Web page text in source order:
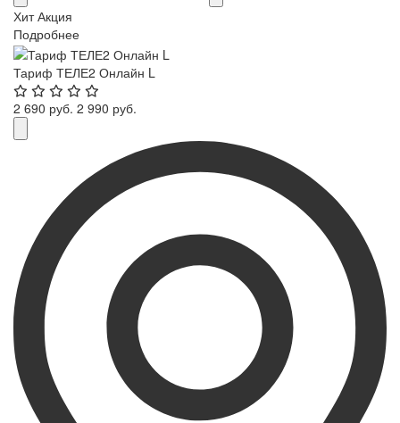
Хит Акция
Подробнее
Тариф ТЕЛЕ2 Онлайн L
2 690 руб. 2 990 руб.